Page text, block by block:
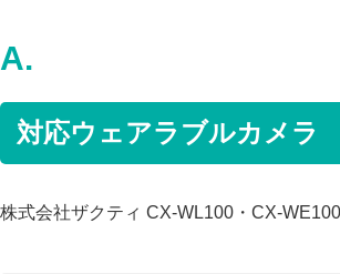
対応ウェアラブルカメラ
株式会社ザクティ CX-WL100・CX-